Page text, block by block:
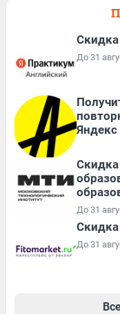
Скидка
До 31
До 31
Скидка
До 31